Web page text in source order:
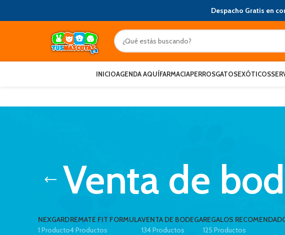
Despacho Gratis en
INICIOAGENDA AQUÍFARMACIAPERROSGATOSEXÓTICOS
Venta de
NEXGARD
1 Producto
REMATE FIT FORMULA
4 Productos
VENTA DE BODEGA
134 Productos
REGALOS
125 Productos